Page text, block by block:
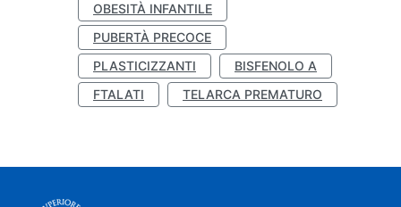
OBESITÀ INFANTILE
PUBERTÀ PRECOCE
PLASTICIZZANTI
BISFENOLO A
FTALATI
TELARCA PREMATURO